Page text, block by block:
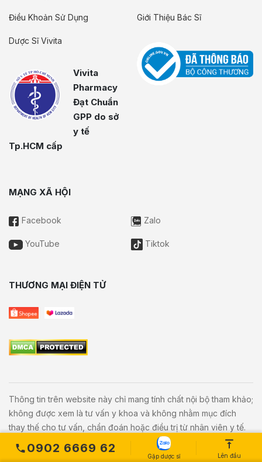
0902 6669 62
Gặp dược sĩ Lên đầu
Điều Khoản Sử Dụng
Dược Sĩ Vivita
Vivita
Pharmacy
Đạt Chuẩn
GPP do sở
y tế
Tp.HCM cấp
Giới Thiệu Bác Sĩ
MẠNG XÃ HỘI
Facebook Zalo
YouTube Tiktok
THƯƠNG MẠI ĐIỆN TỬ
Thông tin trên website này chỉ mang tính chất nội bộ tham khảo;
không được xem là tư vấn y khoa và không nhằm mục đích
thay thế cho tư vấn, chẩn đoán hoặc điều trị từ nhân viên y tế.
Khi có vấn đề về sức khỏe hoặc cần hỗ trợ cấp cứu người đọc
cần liên hệ bác sĩ và cơ sở y tế gần nhất.